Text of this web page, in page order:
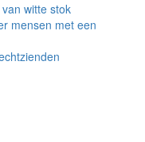
witte stok
mensen met een